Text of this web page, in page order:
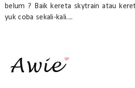
belum ? Baik kereta skytrain atau
yuk coba sekali-kali....